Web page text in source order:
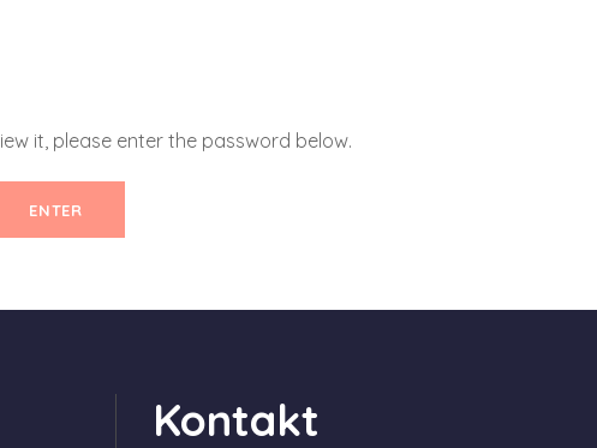
it, please enter the password below.
Kontakt